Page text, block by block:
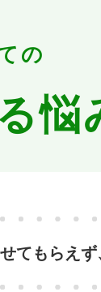
の
悩
てもらえず